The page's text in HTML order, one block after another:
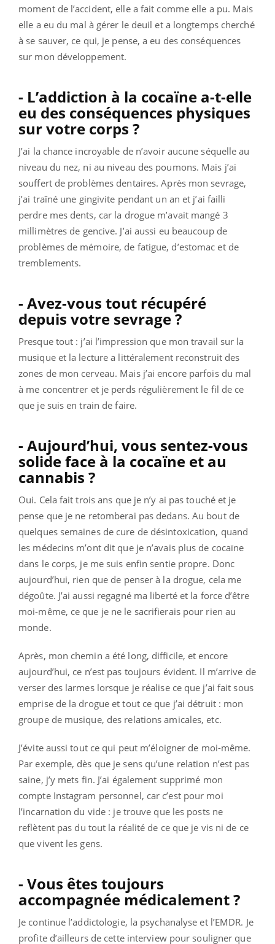
moment de l’accident, elle a fait comme elle a pu. Mais
elle a eu du mal à gérer le deuil et a longtemps cherché
à se sauver, ce qui, je pense, a eu des conséquences
sur mon développement.
- L’addiction à la cocaïne a-t-elle
eu des conséquences physiques
sur votre corps ?
J’ai la chance incroyable de n’avoir aucune séquelle au
niveau du nez, ni au niveau des poumons. Mais j’ai
souffert de problèmes dentaires. Après mon sevrage,
j’ai traîné une gingivite pendant un an et j’ai failli
perdre mes dents, car la drogue m’avait mangé 3
millimètres de gencive. J’ai aussi eu beaucoup de
problèmes de mémoire, de fatigue, d’estomac et de
tremblements.
- Avez-vous tout récupéré
depuis votre sevrage ?
Presque tout : j’ai l’impression que mon travail sur la
musique et la lecture a littéralement reconstruit des
zones de mon cerveau. Mais j’ai encore parfois du mal
à me concentrer et je perds régulièrement le fil de ce
que je suis en train de faire.
- Aujourd’hui, vous sentez-vous
solide face à la cocaïne et au
cannabis ?
Oui. Cela fait trois ans que je n’y ai pas touché et je
pense que je ne retomberai pas dedans. Au bout de
quelques semaines de cure de désintoxication, quand
les médecins m’ont dit que je n’avais plus de cocaïne
dans le corps, je me suis enfin sentie propre. Donc
aujourd’hui, rien que de penser à la drogue, cela me
dégoûte. J’ai aussi regagné ma liberté et la force d’être
moi-même, ce que je ne le sacrifierais pour rien au
monde.
Après, mon chemin a été long, difficile, et encore
aujourd’hui, ce n’est pas toujours évident. Il m’arrive de
verser des larmes lorsque je réalise ce que j’ai fait sous
emprise de la drogue et tout ce que j’ai détruit : mon
groupe de musique, des relations amicales, etc.
J’évite aussi tout ce qui peut m’éloigner de moi-même.
Par exemple, dès que je sens qu’une relation n’est pas
saine, j’y mets fin. J’ai également supprimé mon
compte Instagram personnel, car c’est pour moi
l’incarnation du vide : je trouve que les posts ne
reflètent pas du tout la réalité de ce que je vis ni de ce
que vivent les gens.
- Vous êtes toujours
accompagnée médicalement ?
Je continue l’addictologie, la psychanalyse et l’EMDR. Je
profite d’ailleurs de cette interview pour souligner que